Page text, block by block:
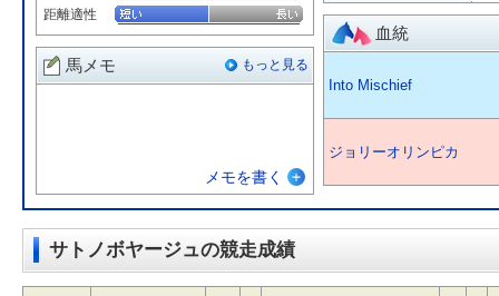
距離適性
馬メモ もっと見る
メモを書く
血統
Into Mischief
ジョリーオリンピカ
サトノボヤージュの競走成績